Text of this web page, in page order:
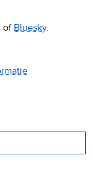
ofBluesky.